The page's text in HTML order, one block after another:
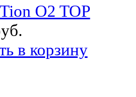
O2 TOP
в корзину